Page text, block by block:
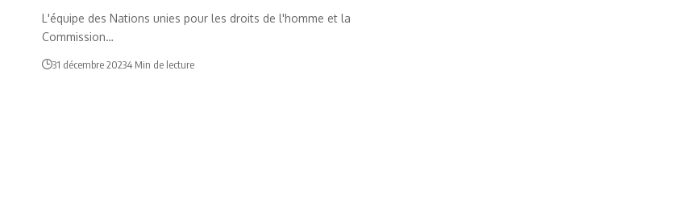
L'équipe des Nations unies pour les droits de l'homme et la
Commission…
31 décembre 20234 Min de lecture